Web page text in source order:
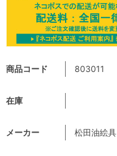
商品コード 803011
在庫
メーカー 松田油絵具